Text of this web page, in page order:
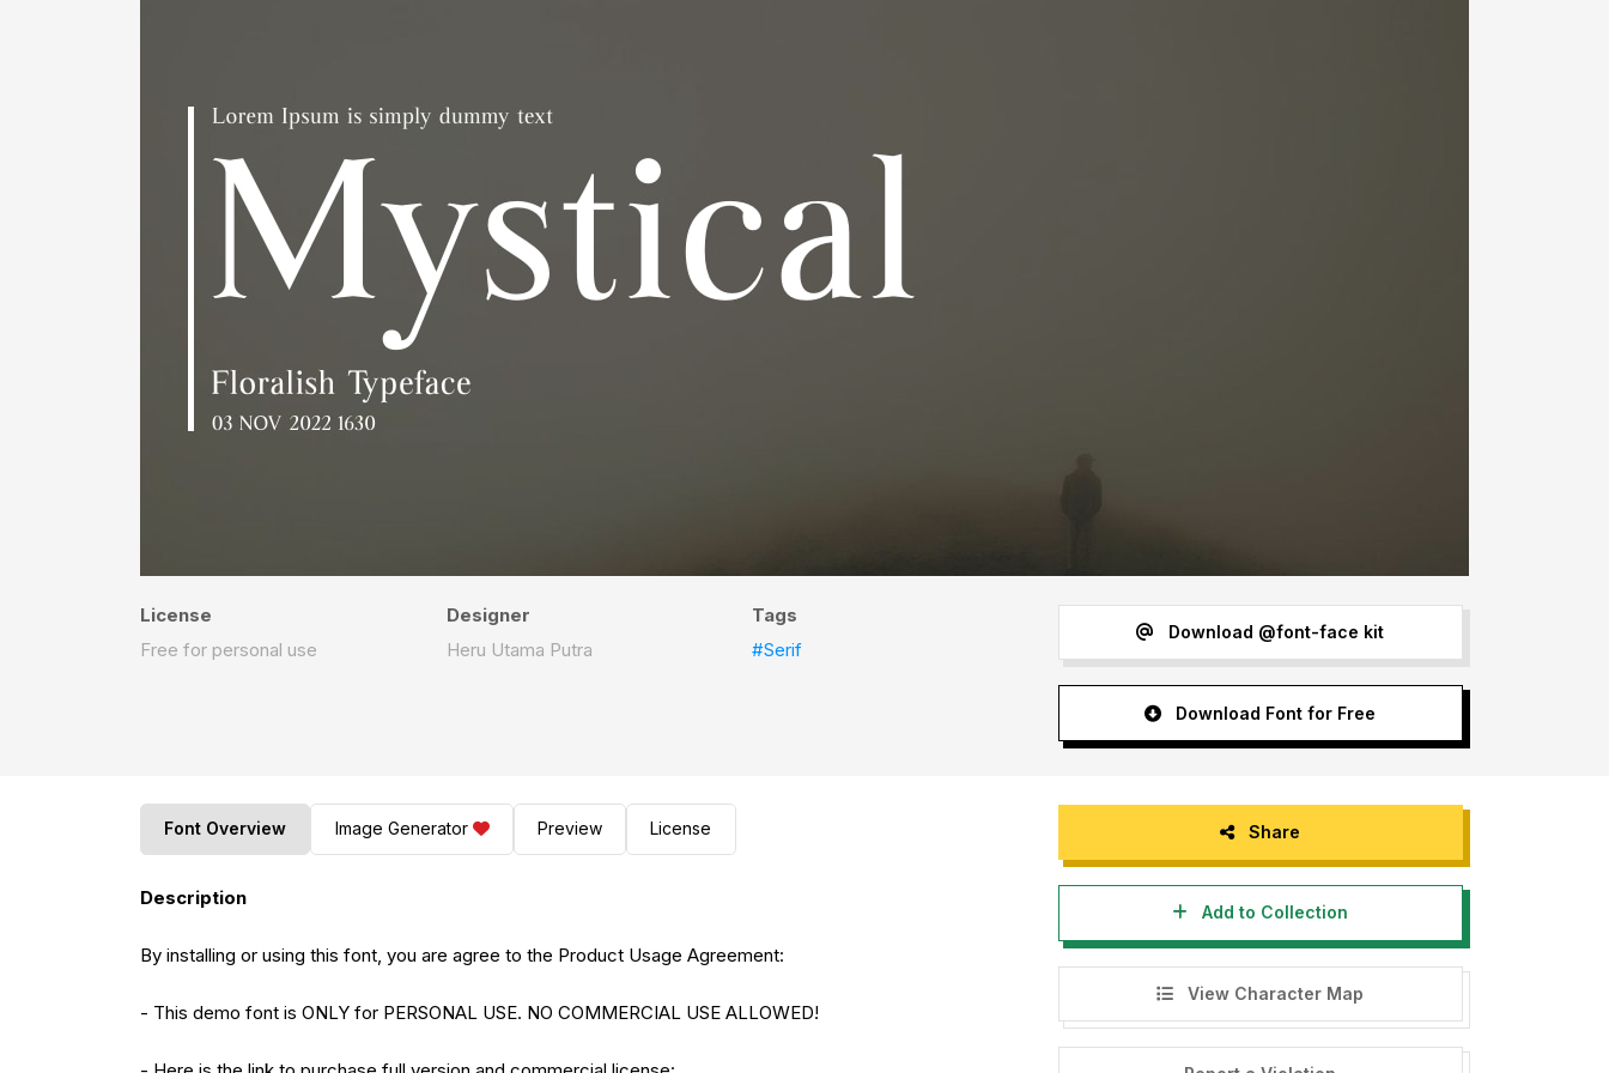
License
Free for personal use
Designer
Heru Utama Putra
Tags
#Serif
Download @font-face kit
Download Font for Free
Font Overview Image Generator Preview License
Description
By installing or using this font, you are agree to the Product Usage Agreement:
- This demo font is ONLY for PERSONAL USE. NO COMMERCIAL USE ALLOWED!
Share
Add to Collection
View Character Map